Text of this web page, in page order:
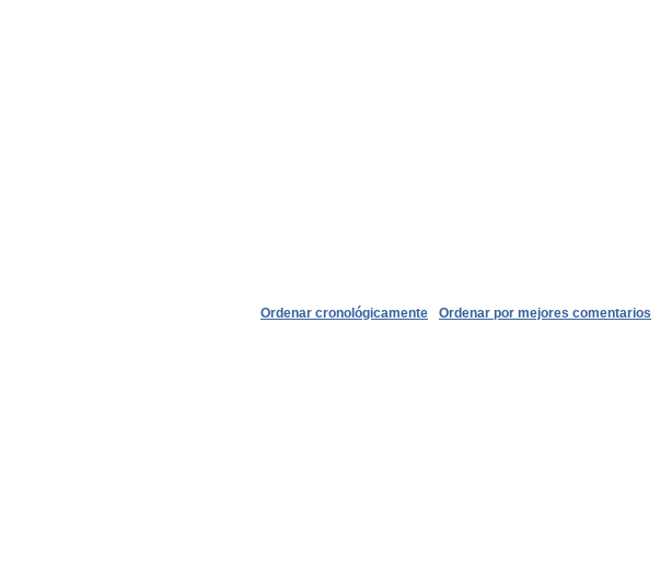
Ordenar por mejores comentarios
Ordenar cronológicamente